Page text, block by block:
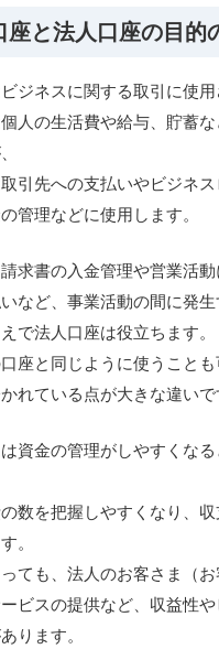
座と法人口座の目的
ジネスに関する取引に使用
人の生活費や給与、貯蓄
引先への支払いやビジネ
管理などに使用します。
求書の入金管理や営業活
など、事業活動の間に発
で法人口座は役立ちます。
座と同じように使うこと
れている点が大きな違いで
資金の管理がしやすくな
数を把握しやすくなり、
。
ても、法人のお客さま（
ビスの提供など、収益性
ります。